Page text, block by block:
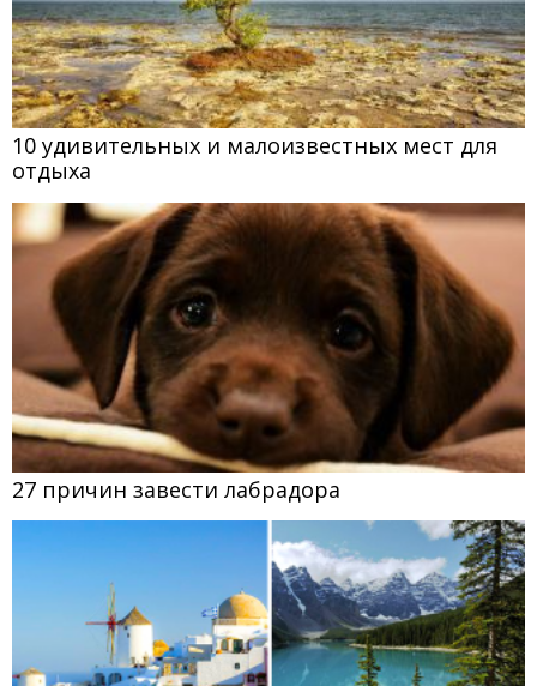
10 удивительных и малоизвестных мест для
отдыха
27 причин завести лабрадора